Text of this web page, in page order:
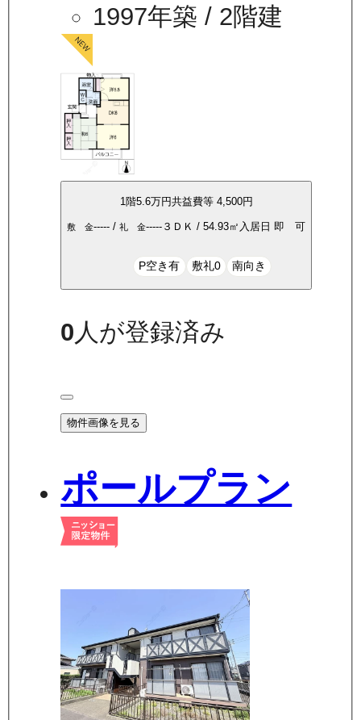
1997年築 / 2階建
1階5.6万円共益費等 4,500円
敷 金----- /礼 金----- ３ＤＫ /54.93㎡ 入居日 即 可
P空き有 敷礼0 南向き
0 人が登録済み
物件画像を見る
ポールプラン